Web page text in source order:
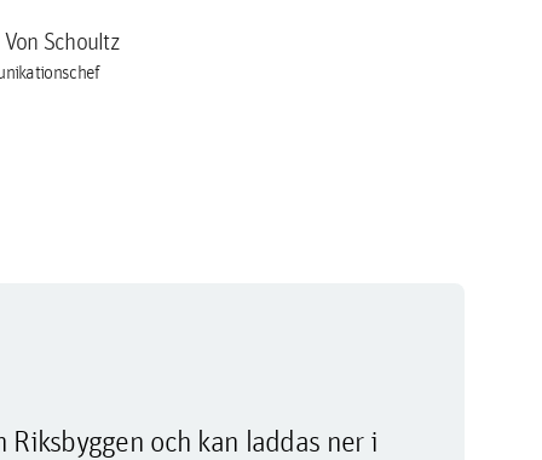
Schoultz
och kan laddas ner i